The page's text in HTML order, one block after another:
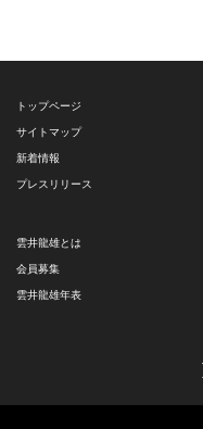
トップページ
サイトマップ
新着情報
プレスリリース
雲井龍雄とは
会員募集
雲井龍雄年表